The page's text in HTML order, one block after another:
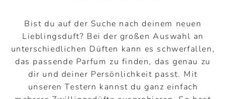
Bist du auf der Suche nach deinem neuen
Lieblingsduft? Bei der großen Auswahl an
unterschiedlichen Düften kann es schwerfallen,
das passende Parfum zu finden, das genau zu
dir und deiner Persönlichkeit passt. Mit
unseren Testern kannst du ganz einfach